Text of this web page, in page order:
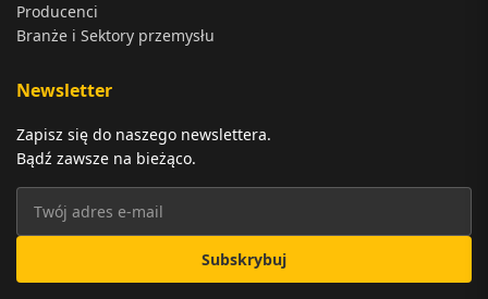
Producenci
Branże i Sektory przemysłu
Newsletter
Zapisz się do naszego newslettera.
Bądź zawsze na bieżąco.
Subskrybuj